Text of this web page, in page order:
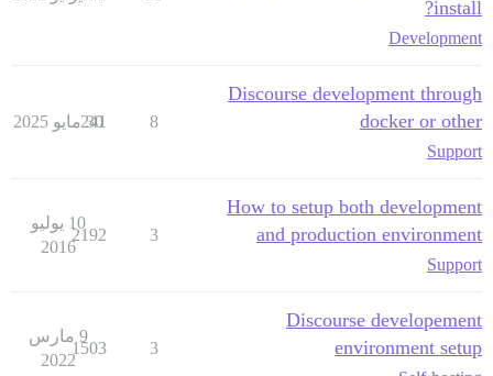
install?
Development
Discourse development through
docker or other
Support
8
241
30 مايو 2025
How to setup both development
and production environment
Support
3
2192
10 يوليو
2016
Discourse developement
environment setup
3
1503
9 مارس
2022